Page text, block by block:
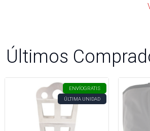
Últimos
ENVÍOGRATIS
ÚLTIMA UNIDAD